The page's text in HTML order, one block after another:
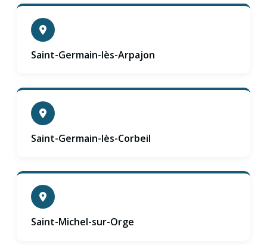
Saint-Germain-lès-Arpajon
Saint-Germain-lès-Corbeil
Saint-Michel-sur-Orge